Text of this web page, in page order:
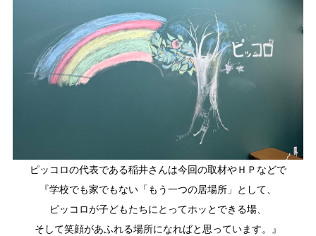
ピッコロの代表である稲井さんは今回の取材やＨＰなどで
『学校でも家でもない「もう一つの居場所」として、
ピッコロが子どもたちにとってホッとできる場、
そして笑顔があふれる場所になればと思っています。』